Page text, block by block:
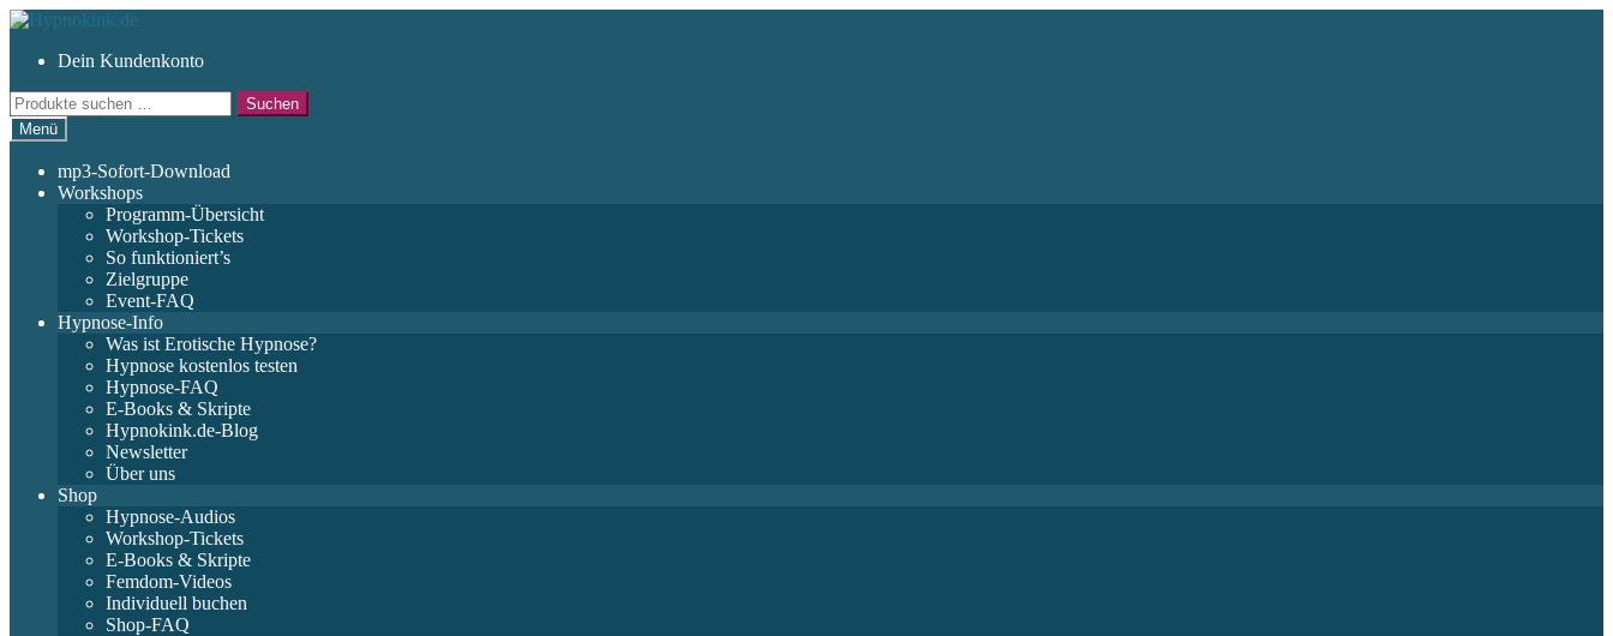
Zur
springen
Zum
springenDein Kundenkonto
Suchen
nach:
Suchen
Menü
mp3-Sofort-Download
Workshops
Programm-Übersicht
Workshop-Tickets
So funktioniert’s
Zielgruppe
Event-FAQ
Hypnose-Info
Was ist Erotische Hypnose?
Hypnose kostenlos testen
Hypnose-FAQ
E-Books & Skripte
Hypnokink.de-Blog
Newsletter
Über uns
Shop
Hypnose-Audios
Workshop-Tickets
E-Books & Skripte
Femdom-Videos
Individuell buchen
Shop-FAQ